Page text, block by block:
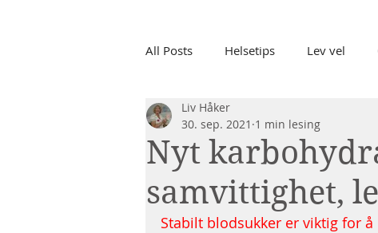
All Posts Helsetips Lev vel
Nyt
samvittighet,
Liv Håker
30. sep. 2021 1 min lesing
Stabilt blodsukker er viktig for å